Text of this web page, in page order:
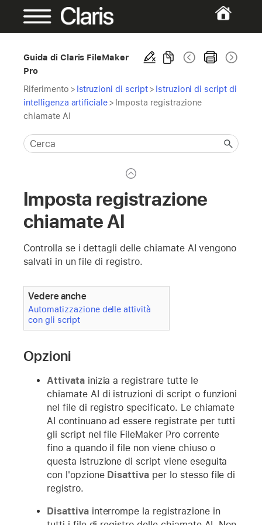
Guida di Claris FileMaker
Pro
Riferimento > Istruzioni di script> Istruzioni di script di
intelligenza artificiale> Imposta registrazione
chiamate AI
Imposta registrazione
chiamate AI
Controlla se i dettagli delle chiamate AI vengono
salvati in un file di registro.
Vedere anche
Automatizzazione delle attività
con gli script
Opzioni
Attivatainizia a registrare tutte le
chiamate AI di istruzioni di script o funzioni
nel file di registro specificato. Le chiamate
AI continuano ad essere registrate per tutti
gli script nel file FileMaker Pro corrente
fino a quando il file non viene chiuso o
questa istruzione di script viene eseguita
con l'opzione Disattiva per lo stesso file di
registro.
Disattivainterrompe la registrazione in